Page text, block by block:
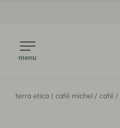
menu
terra etica | café michel / café /